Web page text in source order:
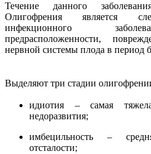
Течение данного
Олигофрения является
инфекционного
предрасположенности,
нервной системы плода в период
Выделяют три стадии
идиотия – самая
недоразвития;
имбецильность –
отсталости;